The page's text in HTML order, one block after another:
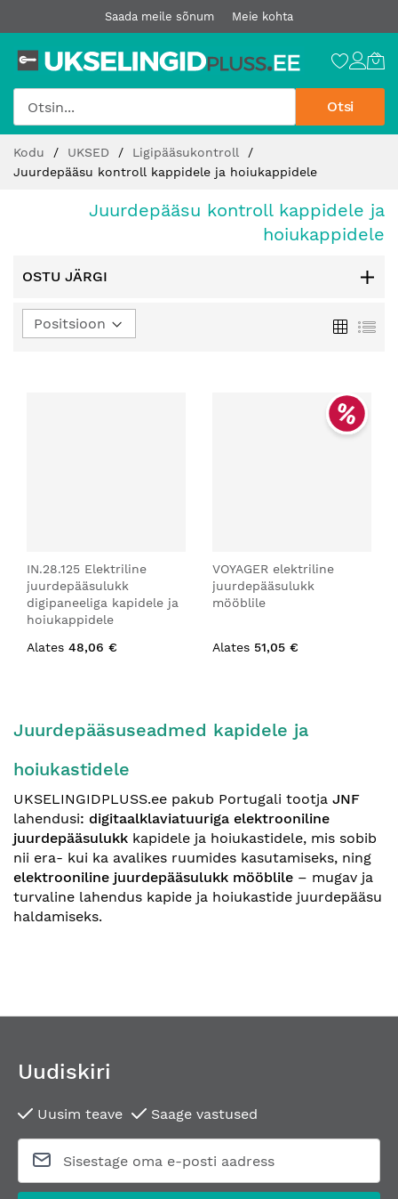
Saada meile sõnum Meie kohta
Otsi
sisu
juurde
Kodu UKSED
Ligipääsukontroll
Juurdepääsu kontroll kappidele ja hoiukappidele
Juurdepääsu kontroll kappidele ja
hoiukappidele
OSTU JÄRGI
IN.28.125 Elektriline
juurdepääsulukk
digipaneeliga kapidele ja
hoiukappidele
Alates 48,06 €
VOYAGER elektriline
juurdepääsulukk
mööblile
Alates 51,05 €
Juurdepääsuseadmed kapidele ja
hoiukastidele
UKSELINGIDPLUSS.ee pakub Portugali tootja JNF
lahendusi: digitaalklaviatuuriga elektrooniline
juurdepääsulukk kapidele ja hoiukastidele, mis sobib
nii era- kui ka avalikes ruumides kasutamiseks, ning
elektrooniline juurdepääsulukk mööblile – mugav ja
turvaline lahendus kapide ja hoiukastide juurdepääsu
haldamiseks.
Uudiskiri
Uusim teave Saage vastused